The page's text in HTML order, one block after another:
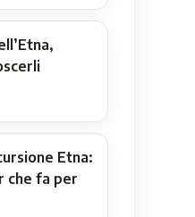
Etna:
che fa per